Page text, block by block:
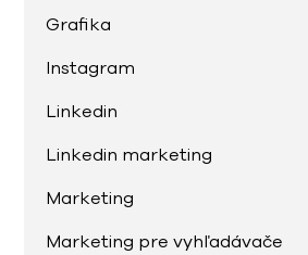
Grafika
Instagram
Linkedin
Linkedin marketing
Marketing
Marketing pre vyhľadávače